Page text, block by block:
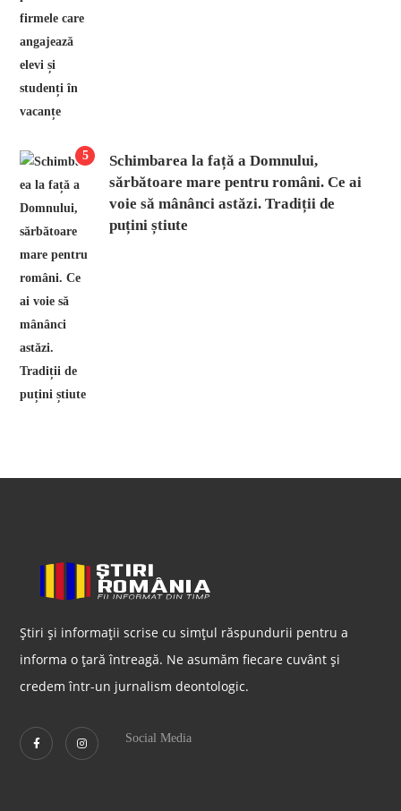
5
Schimbarea la față a Domnului,
sărbătoare mare pentru români. Ce ai
voie să mânânci astăzi. Tradiții de
puțini știute
Știri și informații scrise cu simțul răspundurii pentru a
informa o țară întreagă. Ne asumăm fiecare cuvânt și
credem într-un jurnalism deontologic.
Social Media